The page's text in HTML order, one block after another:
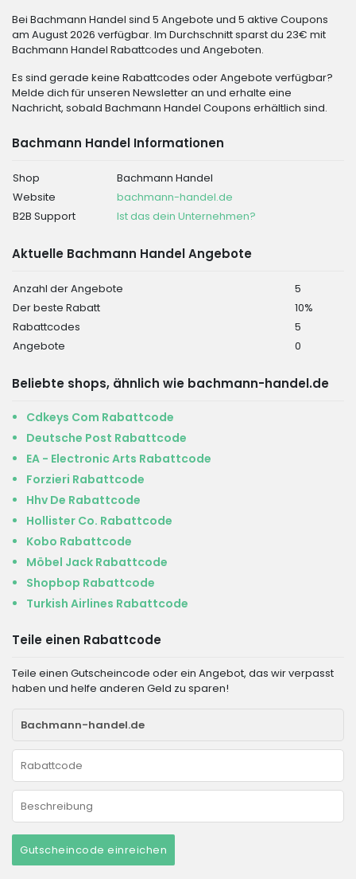
Bei Bachmann Handel sind 5 Angebote und 5 aktive Coupons
am August 2026 verfügbar. Im Durchschnitt sparst du 23€ mit
Bachmann Handel Rabattcodes und Angeboten.
Es sind gerade keine Rabattcodes oder Angebote verfügbar?
Melde dich für unseren Newsletter an und erhalte eine
Nachricht, sobald Bachmann Handel Coupons erhältlich sind.
Bachmann Handel Informationen
Shop
Bachmann Handel
Website
bachmann-handel.de
B2B Support
Ist das dein Unternehmen?
Aktuelle Bachmann Handel Angebote
Anzahl der Angebote
5
Der beste Rabatt
10%
Rabattcodes
5
Angebote
0
Beliebte shops, ähnlich wie bachmann-handel.de
Cdkeys Com Rabattcode
Deutsche Post Rabattcode
EA - Electronic Arts Rabattcode
Forzieri Rabattcode
Hhv De Rabattcode
Hollister Co. Rabattcode
Kobo Rabattcode
Möbel Jack Rabattcode
Shopbop Rabattcode
Turkish Airlines Rabattcode
Teile einen Rabattcode
Teile einen Gutscheincode oder ein Angebot, das wir verpasst
haben und helfe anderen Geld zu sparen!
Gutscheincode einreichen